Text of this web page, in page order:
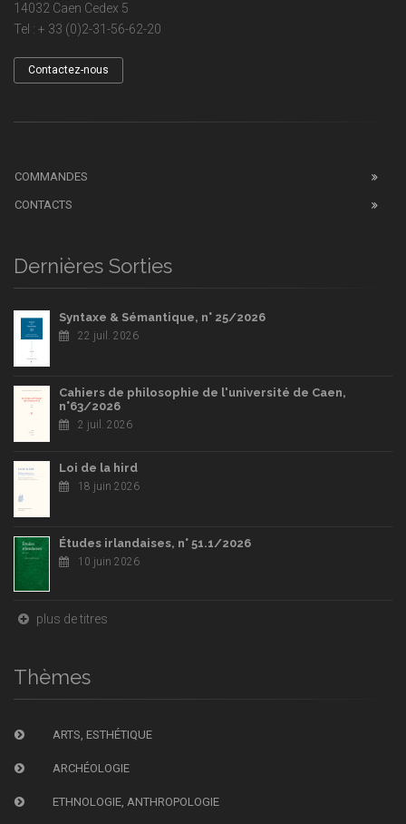
14032 Caen Cedex 5
Tel : + 33 (0)2-31-56-62-20
Contactez-nous
COMMANDES
CONTACTS
Dernières Sorties
Syntaxe & Sémantique, n° 25/2026
22 juil. 2026
Cahiers de philosophie de l'université de Caen,
n°63/2026
2 juil. 2026
Loi de la hird
18 juin 2026
Études irlandaises, n° 51.1/2026
10 juin 2026
plus de titres
Thèmes
ARTS, ESTHÉTIQUE
ARCHÉOLOGIE
ETHNOLOGIE, ANTHROPOLOGIE